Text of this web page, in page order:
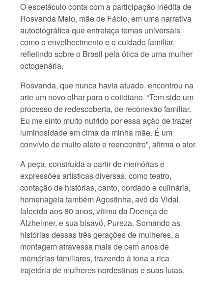
O espetáculo conta com a participação inédita de
Rosvanda Melo, mãe de Fábio, em uma narrativa
autobiográfica que entrelaça temas universais
como o envelhecimento e o cuidado familiar,
refletindo sobre o Brasil pela ótica de uma mulher
octogenária.
Rosvanda, que nunca havia atuado, encontrou na
arte um novo olhar para o cotidiano. “Tem sido um
processo de redescoberta, de reconexão familiar.
Eu me sinto muito nutrido por essa ação de trazer
luminosidade em cima da minha mãe. É um
convívio de muito afeto e reencontro”, afirma o ator.
A peça, construída a partir de memórias e
expressões artísticas diversas, como teatro,
contação de histórias, canto, bordado e culinária,
homenageia também Agostinha, avó de Vidal,
falecida aos 80 anos, vítima da Doença de
Alzheimer, e sua bisavó, Pureza. Somando as
histórias dessas três gerações de mulheres, a
montagem atravessa mais de cem anos de
memórias familiares, trazendo à tona a rica
trajetória de mulheres nordestinas e suas lutas.